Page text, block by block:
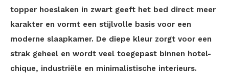
topper hoeslaken in zwart geeft het bed direct meer
karakter en vormt een stijlvolle basis voor een
moderne slaapkamer. De diepe kleur zorgt voor een
strak geheel en wordt veel toegepast binnen hotel-
chique, industriële en minimalistische interieurs.